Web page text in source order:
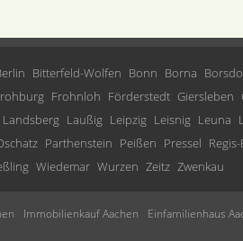
Bitterfeld-Wolfen Bonn Borna
Frohnloh Förderstedt Giersleben
Landsberg Laußig Leipzig Leisnig Leuna
Parthenstein Peißen Pressel
Wiedemar Wurzen Zeitz Zwenkau
Immobilienkauf Aachen Einfamilienhaus